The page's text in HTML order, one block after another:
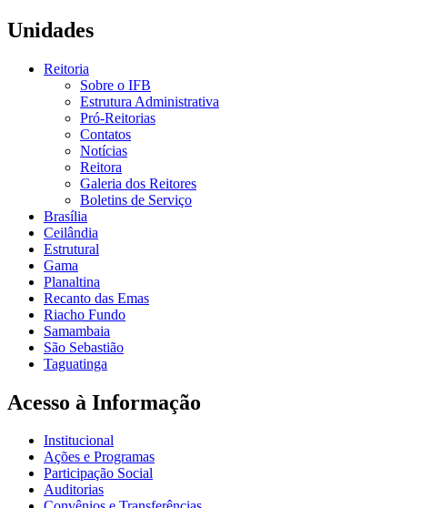
Unidades
Reitoria
Sobre o IFB
Estrutura Administrativa
Pró-Reitorias
Contatos
Notícias
Reitora
Galeria dos Reitores
Boletins de Serviço
Brasília
Ceilândia
Estrutural
Gama
Planaltina
Recanto das Emas
Riacho Fundo
Samambaia
São Sebastião
Taguatinga
Acesso à Informação
Institucional
Ações e Programas
Participação Social
Auditorias